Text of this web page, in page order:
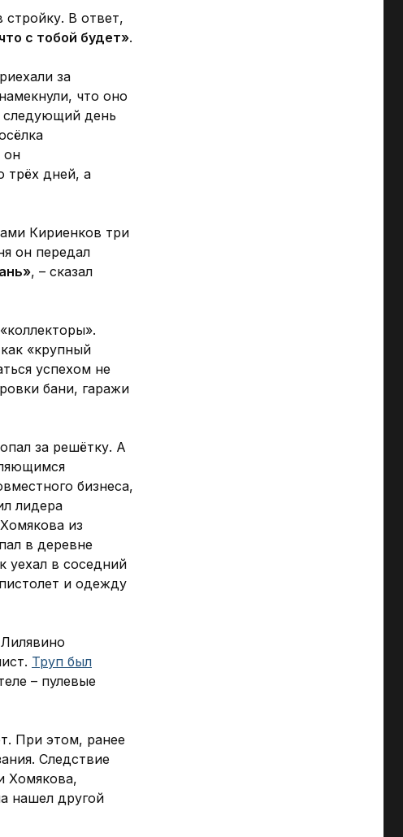
стройку. В ответ,
с тобой будет».
за
что оно
следующий день
он
трёх дней, а
Кириенков три
он передал
, – сказал
«крупный
успехом не
бани, гаражи
за решётку. А
бизнеса,
лидера
из
в деревне
уехал в соседний
и одежду
Труп был
– пулевые
При этом, ранее
Следствие
Хомякова,
нашел другой